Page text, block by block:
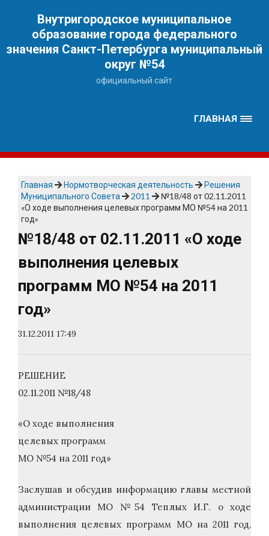
Внутригородское муниципальное
образование города федерального
значения Санкт-Петербурга муниципальный
округ №54
официальный сайт
ГЛАВНАЯ
Главная Нормотворческая деятельность
Решения
Муниципального Совета
2011
№18/48 от 02.11.2011
«О ходе выполнения целевых программ МО №54 на 2011
год»
№18/48 от 02.11.2011 «О ходе
выполнения целевых
программ МО №54 на 2011
год»
31.12.2011 17:49
РЕШЕНИЕ
02.11.2011 №18/48
«О ходе выполнения
целевых программ
МО №54 на 2011 год»
Заслушав и обсудив информацию главы местной
администрации МО №54 Теплых И.Г. о ходе
выполнения целевых программ МО на 2011 год,